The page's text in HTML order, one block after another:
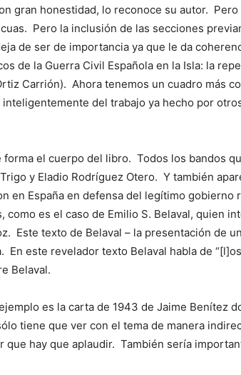
gran honestidad, lo reconoce su autor. Pero
Pero la inclusión de las secciones
de ser de importancia ya que le da
de la Guerra Civil Española en la Isla: la
Carrión). Ahora tenemos un cuadro más
del trabajo ya hecho por
el cuerpo del libro. Todos los bandos
y Eladio Rodríguez Otero. Y también
en España en defensa del legítimo
es el caso de Emilio S. Belaval, quien
Este texto de Belaval – la presentación de
este revelador texto Belaval habla de
Belaval.
es la carta de 1943 de Jaime Benítez
tiene que ver con el tema de manera
hay que aplaudir. También sería